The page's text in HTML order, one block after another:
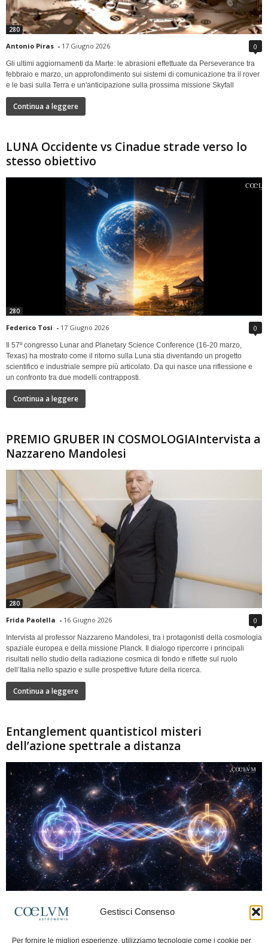
Gestisci Consenso
Per fornire le migliori esperienze, utilizziamo tecnologie come i cookie per
280
Antonio Piras - 17 Giugno 2026 0
Gli ultimi aggiornamenti da Marte: le abrasioni effettuate da Perseverance tra
febbraio e marzo, un approfondimento sui sistemi di comunicazione tra il rover
e le basi sulla Terra e un'anticipazione sulla prossima missione Skyfall
Continua a leggere
LUNA Occidente vs Cinadue strade verso lo
stesso obiettivo
280
Federico Tosi - 17 Giugno 2026 0
Il 57º congresso Lunar and Planetary Science Conference (16-20 marzo,
Texas) ha mostrato come il ritorno sulla Luna stia diventando un progetto
scientifico e industriale sempre più articolato. Da qui nasce una riflessione e
un confronto tra due modelli contrapposti.
Continua a leggere
PREMIO GRUBER IN COSMOLOGIAIntervista a
Nazzareno Mandolesi
280
Frida Paolella - 16 Giugno 2026 0
Intervista al professor Nazzareno Mandolesi, tra i protagonisti della cosmologia
spaziale europea e della missione Planck. Il dialogo ripercorre i principali
risultati nello studio della radiazione cosmica di fondo e riflette sul ruolo
dell’Italia nello spazio e sulle prospettive future della ricerca.
Continua a leggere
Entanglement quantisticoI misteri
dell’azione spettrale a distanza
Marco Lorrai - 15 Giugno 2026 0
moderna: due particelle possono mostrare correlazioni che sembrano ignorare